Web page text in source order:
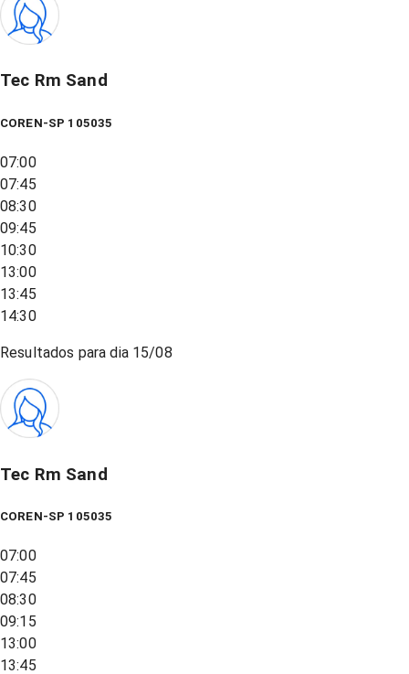
Tec Rm Sand
COREN-SP 105035
07:00
07:45
08:30
09:45
10:30
13:00
13:45
14:30
Resultados para dia 15/08
Tec Rm Sand
COREN-SP 105035
07:00
07:45
08:30
09:15
13:00
13:45